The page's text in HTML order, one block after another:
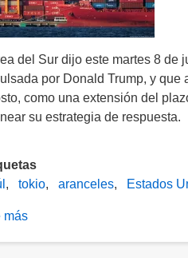
Manuel
López
viaje
del Sur dijo este martes 8 de
por Donald Trump, y
como una extensión del
su estrategia de respuesta.
tokio aranceles Estados
más